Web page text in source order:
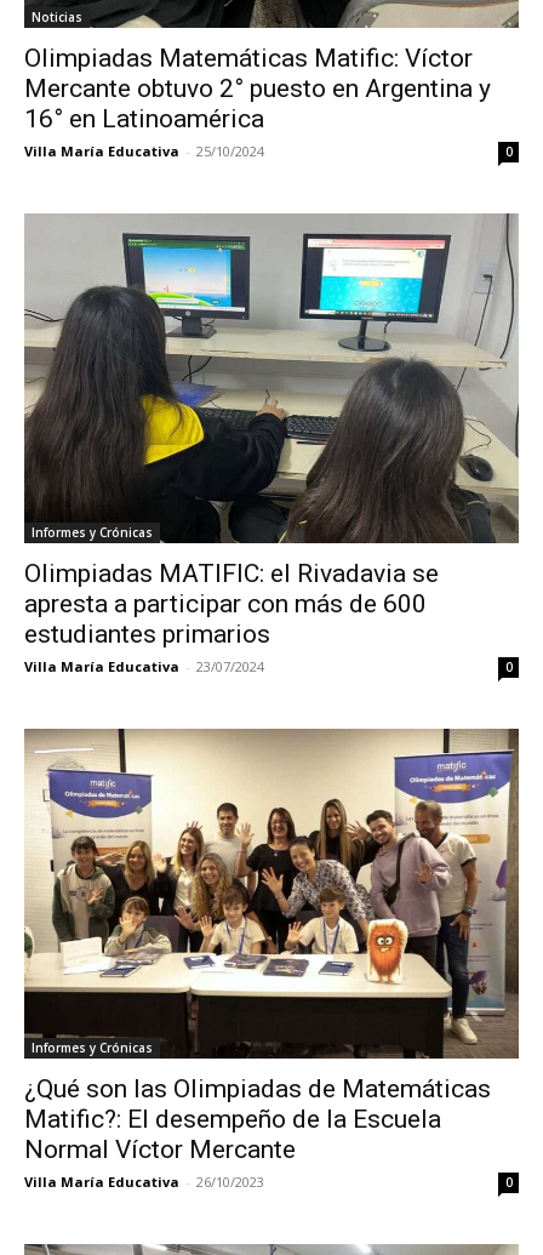
Noticias
Olimpiadas Matemáticas Matific: Víctor
Mercante obtuvo 2° puesto en Argentina y
16° en Latinoamérica
Villa María Educativa - 25/10/2024 0
Informes y Crónicas
Olimpiadas MATIFIC: el Rivadavia se
apresta a participar con más de 600
estudiantes primarios
Villa María Educativa - 23/07/2024 0
Informes y Crónicas
¿Qué son las Olimpiadas de Matemáticas
Matific?: El desempeño de la Escuela
Normal Víctor Mercante
Villa María Educativa - 26/10/2023 0